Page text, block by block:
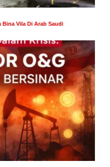
Bina Vila Di Arab Saudi